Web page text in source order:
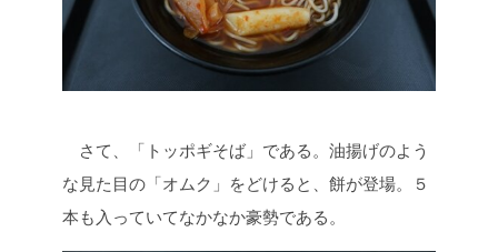
さて、「トッポギそば」である。油揚げのよう
な見た目の「オムク」をどけると、餅が登場。５
本も入っていてなかなか豪勢である。